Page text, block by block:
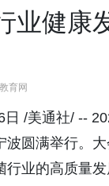
业健康
育网
日 /美通社/ --
波圆满举行。
业的高质量发